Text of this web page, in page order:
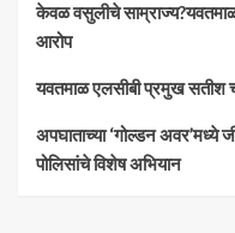
केवळ वसुलीचे
आरोप
यवतमाळ एलसीबी प्रमुख सतीश
अपघाताच्या ‘गोल्डन अवर’मध्ये
पोलिसांचे विशेष अभियान